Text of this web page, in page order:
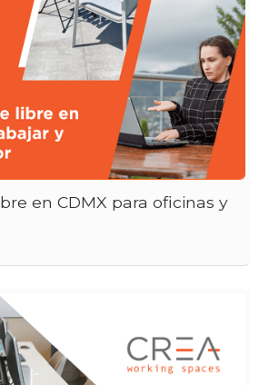
en CDMX para oficinas y